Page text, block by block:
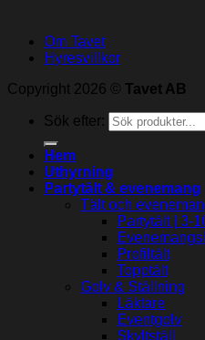
Om Tavet
Hyresvillkor
Copyright 2026 © Tavet AB
Sök efter:
Hem
Uthyrning
Partytält & evenemang
Tält och
Partytält | 3-
Profiltält
Topptält
Golv & Ställning
Läktare
Eventgolv
Skyltställ